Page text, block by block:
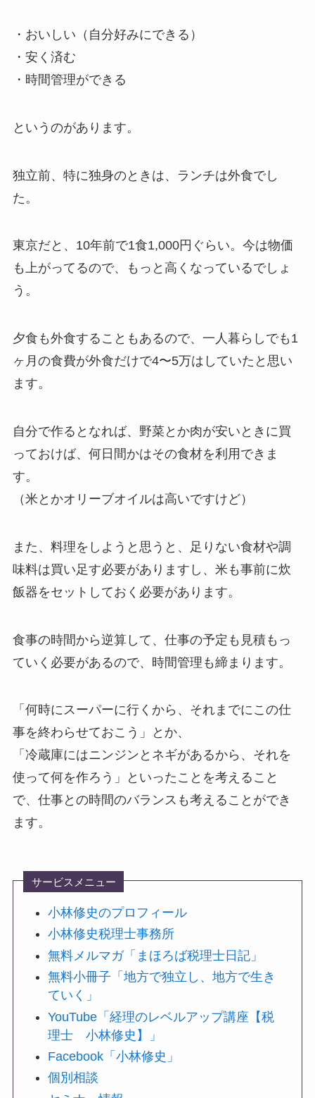
・おいしい（自分好みにできる）
・安く済む
・時間管理ができる
というのがあります。
独立前、特に独身のときは、ランチは外食でし
た。
東京だと、10年前で1食1,000円ぐらい。今は物価
も上がってるので、もっと高くなっているでしょ
う。
夕食も外食することもあるので、一人暮らしでも1
ヶ月の食費が外食だけで4〜5万はしていたと思い
ます。
自分で作るとなれば、野菜とか肉が安いときに買
っておけば、何日間かはその食材を利用できま
す。
（米とかオリーブオイルは高いですけど）
また、料理をしようと思うと、足りない食材や調
味料は買い足す必要がありますし、米も事前に炊
飯器をセットしておく必要があります。
食事の時間から逆算して、仕事の予定も見積もっ
ていく必要があるので、時間管理も締まります。
「何時にスーパーに行くから、それまでにこの仕
事を終わらせておこう」とか、
「冷蔵庫にはニンジンとネギがあるから、それを
使って何を作ろう」といったことを考えること
で、仕事との時間のバランスも考えることができ
ます。
サービスメニュー
小林修史のプロフィール
小林修史税理士事務所
無料メルマガ「まほろば税理士日記」
無料小冊子「地方で独立し、地方で生き
ていく」
YouTube「経理のレベルアップ講座【税
理士 小林修史】」
Facebook「小林修史」
個別相談